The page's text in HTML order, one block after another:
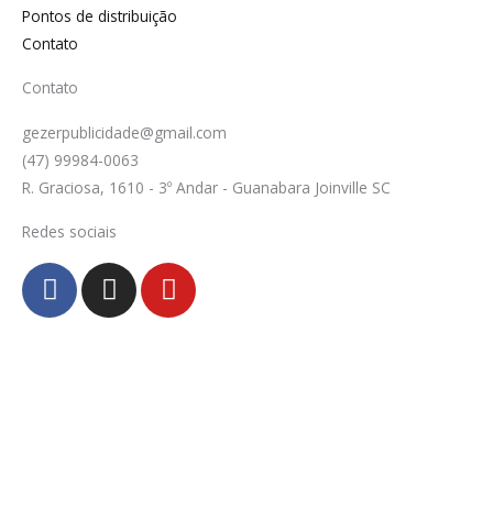
Pontos de distribuição
Contato
Contato
gezerpublicidade@gmail.com
(47) 99984-0063
R. Graciosa, 1610 - 3º Andar - Guanabara Joinville SC
Redes sociais
F
a
c
I
n
s
Y
o
u